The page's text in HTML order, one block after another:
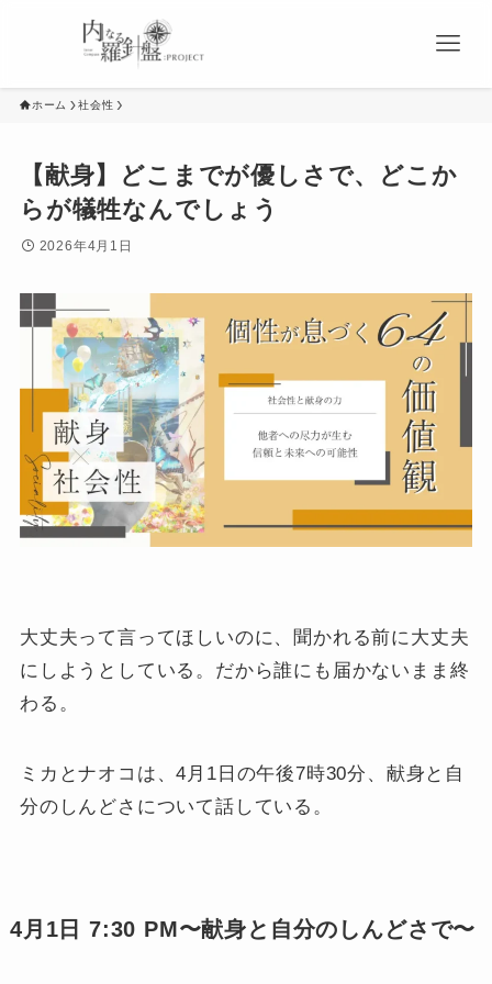
ホーム 社会性
【献身】どこまでが優しさで、どこか
らが犠牲なんでしょう
2026年4月1日
大丈夫って言ってほしいのに、聞かれる前に大丈夫
にしようとしている。だから誰にも届かないまま終
わる。
ミカとナオコは、4月1日の午後7時30分、献身と自
分のしんどさについて話している。
4月1日 7:30 PM〜献身と自分のしんどさで〜